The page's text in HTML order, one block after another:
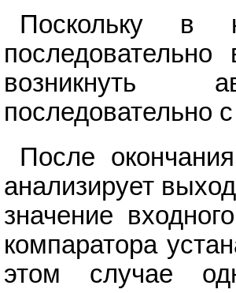
Поскольку в
возникнуть
последовательно
После
анализирует
значение
компаратора
этом случае